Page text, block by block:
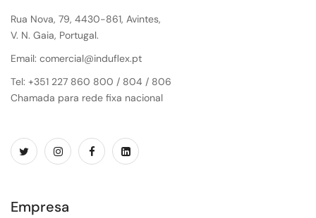
Rua Nova, 79, 4430-861, Avintes,
V. N. Gaia, Portugal.
Email: comercial@induflex.pt
Tel: +351 227 860 800 / 804 / 806
Chamada para rede fixa nacional
Empresa